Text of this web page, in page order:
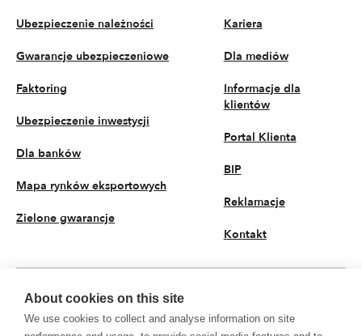
Ubezpieczenie należności
Gwarancje ubezpieczeniowe
Faktoring
Ubezpieczenie inwestycji
Dla banków
Mapa rynków eksportowych
Zielone gwarancje
Kariera
Dla mediów
Informacje dla
klientów
Portal Klienta
BIP
Reklamacje
Kontakt
PL
About cookies on this site
We use cookies to collect and analyse information on site